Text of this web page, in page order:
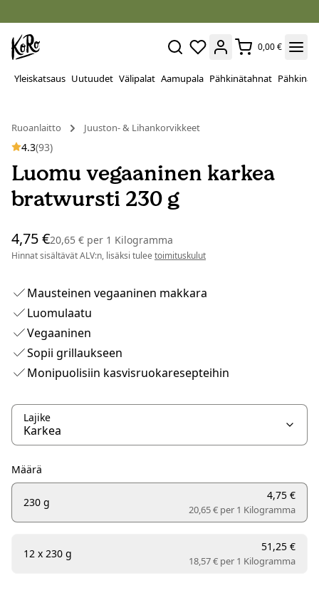
0,00 €
Yleiskatsaus Uutuudet Välipalat Aamupala Pähkinätahnat Pähkinät
Ruoanlaitto Juuston- & Lihankorvikkeet
4.3(93)
Luomu vegaaninen karkea
bratwursti 230 g
4,75 €20,65 € per 1 Kilogramma
Hinnat sisältävät ALV:n, lisäksi tulee toimituskulut
Mausteinen vegaaninen makkara
Luomulaatu
Vegaaninen
Sopii grillaukseen
Monipuolisiin kasvisruokaresepteihin
Lajike
Määrä
230 g
4,75 €
20,65 € per 1 Kilogramma
12 x 230 g
51,25 €
18,57 € per 1 Kilogramma